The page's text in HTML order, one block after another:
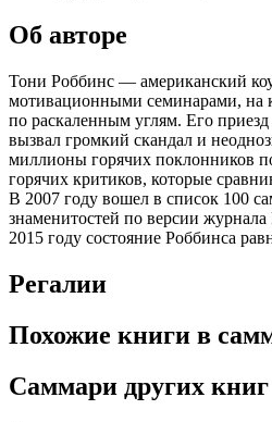
Об авторе
Тони Роббинс — американский
мотивационными семинарами, на
по раскаленным углям. Его
вызвал громкий скандал и
миллионы горячих поклонников
горячих критиков, которые
В 2007 году вошел в список 100
знаменитостей по версии
2015 году состояние Роббинса
Регалии
Похожие книги в
Саммари других